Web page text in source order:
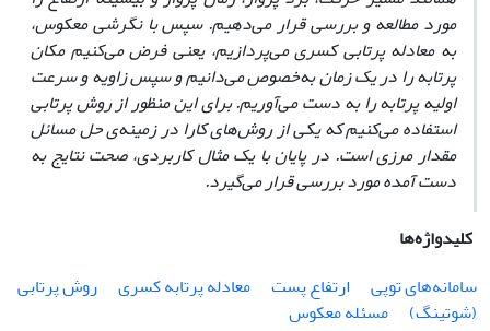
مورد مطالعه و بررسی قرار می‌دهیم. سپس با نگرشی معکوس،
به معادله پرتابی کسری می‌پردازیم، یعنی فرض می‌کنیم مکان
پرتابه را در یک زمان به‌خصوص می‌دانیم و سپس زاویه و سرعت
اولیه پرتابه را به دست می‌آوریم. برای این منظور از روش پرتابی
استفاده می‌کنیم که یکی از روش‌های کارا در زمینه‌ی حل مسائل
مقدار مرزی است. در پایان با یک مثال کاربردی، صحت نتایج به
دست آمده مورد بررسی قرار می‌گیرد.
کلیدواژه‌ها
سامانه‌های توپی
ارتفاع پست معادله پرتابه کسری
روش پرتابی
(شوتینگ)
مسئله معکوس